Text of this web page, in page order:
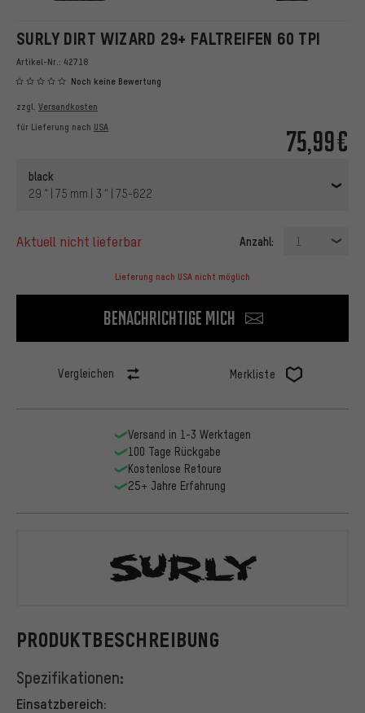
SURLY DIRT WIZARD 29+ FALTREIFEN 60 TPI
Artikel-Nr.: 42718
Noch keine Bewertung
75,99€
zzgl. Versandkosten
für Lieferung nach USA
black
29 " | 75 mm | 3 " | 75-622
aktuell nicht lieferbar Anzahl: 1
Lieferung nach USA nicht möglich
Benachrichtige mich
Vergleichen Merkliste
PRODUKTBESCHREIBUNG
Spezifikationen:
Einsatzbereich:
Versand in 1-3 Werktagen
100 Tage Rückgabe
Kostenlose Retoure
25+ Jahre Erfahrung